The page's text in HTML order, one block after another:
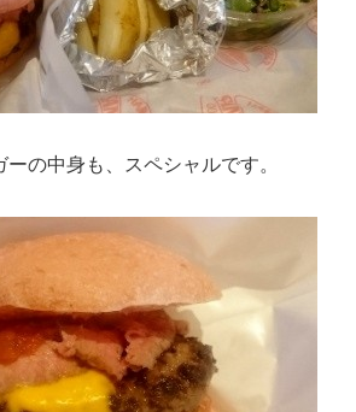
の中身も、スペシャルです。